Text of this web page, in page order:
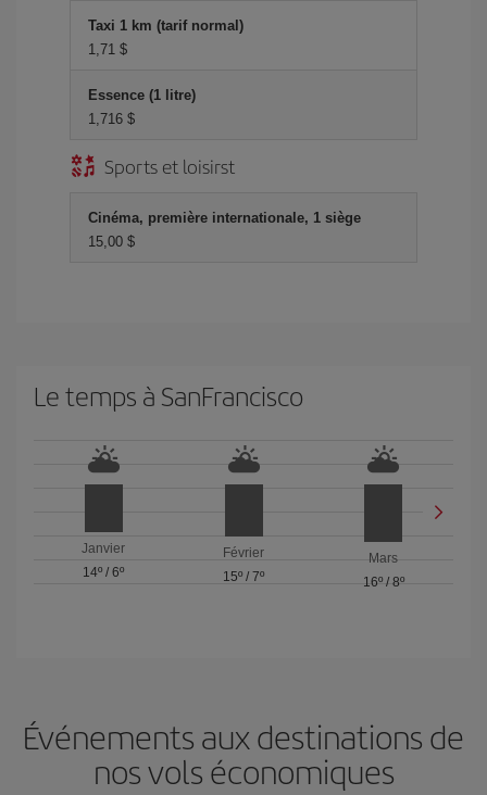
Taxi 1 km (tarif normal)
1,71 $
Essence (1 litre)
1,716 $
Sports et loisirst
Cinéma, première internationale, 1 siège
15,00 $
Le temps à SanFrancisco
Janvier
14º /6º
Février
15º / 7º
Mars
16º/ 8º
Événements aux destinations de
nos vols économiques